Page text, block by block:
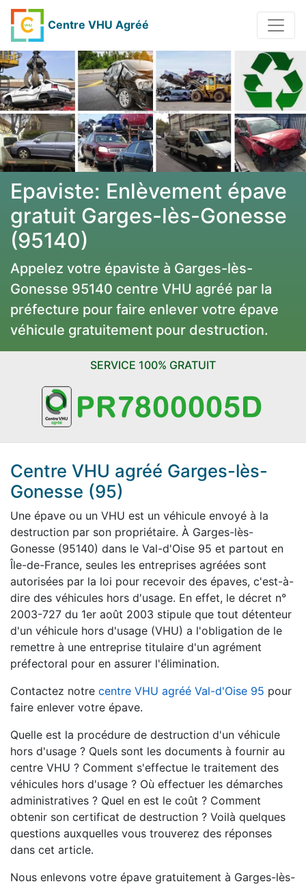
Centre VHU Agréé
Epaviste: Enlèvement épave
gratuit Garges-lès-Gonesse
(95140)
Appelez votre épaviste à Garges-lès-
Gonesse 95140 centre VHU agréé par la
préfecture pour faire enlever votre épave
véhicule gratuitement pour destruction.
SERVICE 100% GRATUIT
Centre VHU agréé Garges-lès-
Gonesse (95)
Une épave ou un VHU est un véhicule envoyé à la
destruction par son propriétaire. À Garges-lès-
Gonesse (95140) dans le Val-d'Oise 95 et partout en
Île-de-France, seules les entreprises agréées sont
autorisées par la loi pour recevoir des épaves, c'est-à-
dire des véhicules hors d'usage. En effet, le décret n°
2003-727 du 1er août 2003 stipule que tout détenteur
d'un véhicule hors d'usage (VHU) a l'obligation de le
remettre à une entreprise titulaire d'un agrément
préfectoral pour en assurer l'élimination.
Contactez notre centre VHU agréé Val-d'Oise 95 pour
faire enlever votre épave.
Quelle est la procédure de destruction d'un véhicule
hors d'usage ? Quels sont les documents à fournir au
centre VHU ? Comment s'effectue le traitement des
véhicules hors d'usage ? Où effectuer les démarches
administratives ? Quel en est le coût ? Comment
obtenir son certificat de destruction ? Voilà quelques
questions auxquelles vous trouverez des réponses
dans cet article.
Nous enlevons votre épave gratuitement à Garges-lès-